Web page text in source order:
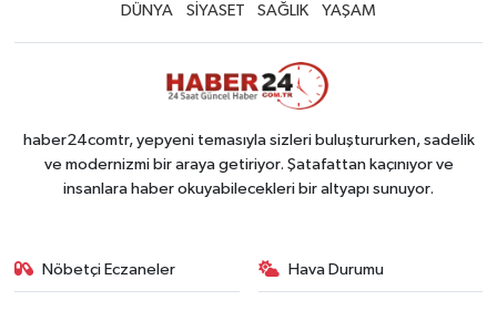
DÜNYA
SİYASET SAĞLIK YAŞAM
haber24comtr, yepyeni temasıyla sizleri buluştururken, sadelik
ve modernizmi bir araya getiriyor. Şatafattan kaçınıyor ve
insanlara haber okuyabilecekleri bir altyapı sunuyor.
Nöbetçi Eczaneler Hava Durumu